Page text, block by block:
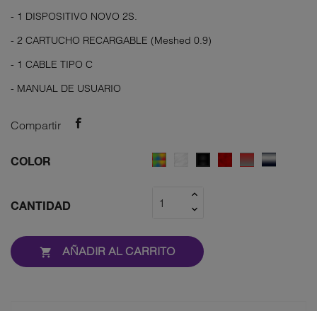
- 1 DISPOSITIVO NOVO 2S.
- 2 CARTUCHO RECARGABLE (Meshed 0.9)
- 1 CABLE TIPO C
- MANUAL DE USUARIO
Compartir
COLOR
7
REDREDBLUE
CANTIDAD
 AÑADIR AL CARRITO